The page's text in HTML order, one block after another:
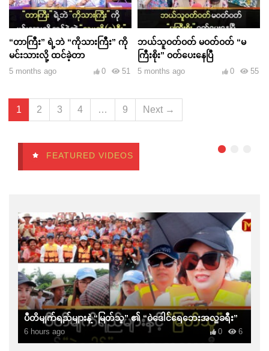
“တာကြီး” ရဲ့ဘဲ “ကိုသားကြီး” ကို
မင်းသားလို့ ထင်ခဲ့တာ
5 months ago 51
0
ဘယ်သူဝတ်ဝတ် မဝတ်ဝတ် “မ
ကြီးစိုး” ဝတ်ပေးနေပြီ
5 months ago 55
0
1 2 3 4 … 9 Next →
FEATURED VIDEOS
ပီတိမျက်ရည်များနဲ့ “မြတ်သူ” ၏ “ဝဲဒေါင်ရေဘေးအလှူခရီး”
6 hours ago 6
0